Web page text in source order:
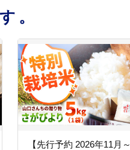
。
【先行予約 2026年11月～